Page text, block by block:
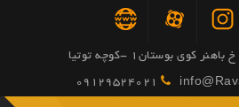
کوی بوستان1 -کوچه توتیا
09129524021